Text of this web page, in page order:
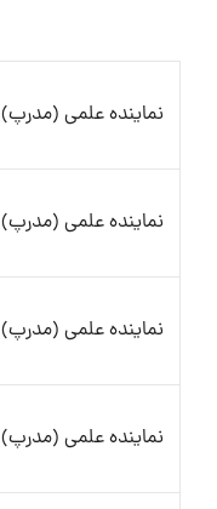
نماینده علمی (مدرپ)
نماینده علمی (مدرپ)
نماینده علمی (مدرپ)
نماینده علمی (مدرپ)